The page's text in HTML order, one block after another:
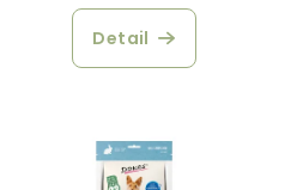
Detail